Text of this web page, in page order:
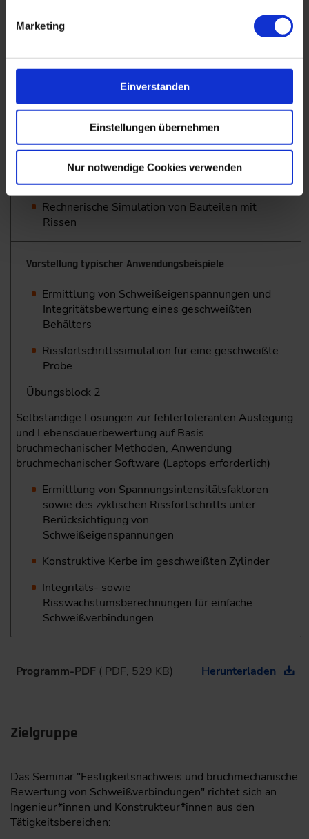
Marketing
Einverstanden
Einstellungen übernehmen
Nur notwendige Cookies verwenden
Festigkeits-Mismatch
Simulation mit Finiten Elementen
Erforderliche Werkstoffeigenschaften
Rechnerische Simulation des
Schweißprozesses zur Ermittlung von Verzug
und Eigenspannungen
Rechnerische Simulation von Bauteilen mit
Rissen
Vorstellung typischer Anwendungsbeispiele
Ermittlung von Schweißeigenspannungen und
Integritätsbewertung eines geschweißten
Behälters
Rissfortschrittssimulation für eine geschweißte
Probe
Übungsblock 2
Selbständige Lösungen zur fehlertoleranten Auslegung
und Lebensdauerbewertung auf Basis
bruchmechanischer Methoden, Anwendung
bruchmechanischer Software (Laptops erforderlich)
Ermittlung von Spannungsintensitätsfaktoren
sowie des zyklischen Rissfortschritts unter
Berücksichtigung von
Schweißeigenspannungen
Konstruktive Kerbe im geschweißten Zylinder
Integritäts- sowie
Risswachstumsberechnungen für einfache
Schweißverbindungen
Programm-PDF ( PDF, 529 KB) Herunterladen
Zielgruppe
Das Seminar "Festigkeitsnachweis und bruchmechanische
Bewertung von Schweißverbindungen" richtet sich an
Ingenieur*innen und Konstrukteur*innen aus den
Tätigkeitsbereichen: